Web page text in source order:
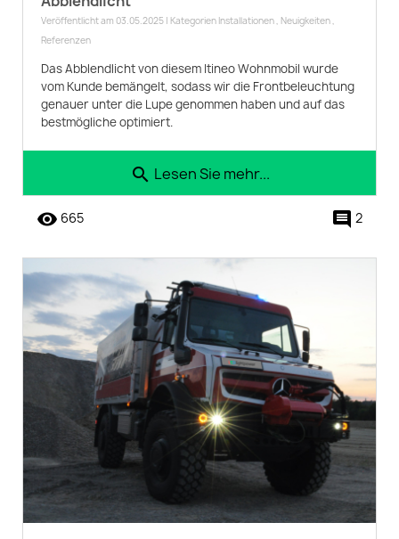
Veröffentlicht am 03.05.2025 | Kategorien Installationen, Neuigkeiten,
Referenzen
Das Abblendlicht von diesem Itineo Wohnmobil wurde
vom Kunde bemängelt, sodass wir die Frontbeleuchtung
genauer unter die Lupe genommen haben und auf das
bestmögliche optimiert.
search Lesen Sie mehr...
remove_red_eye 665 comment 2